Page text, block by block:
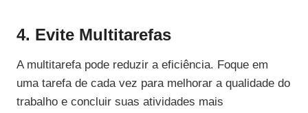
4. Evite Multitarefas
A multitarefa pode reduzir a eficiência. Foque em
uma tarefa de cada vez para melhorar a qualidade do
trabalho e concluir suas atividades mais